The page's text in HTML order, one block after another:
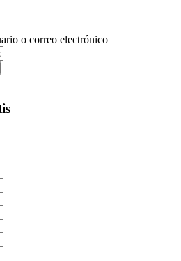
o correo electrónico